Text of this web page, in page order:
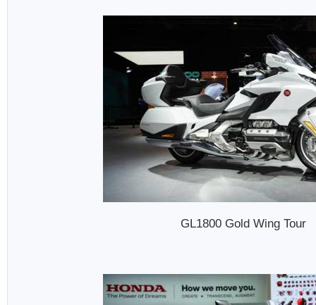
GL1800 Gold Wing Tour